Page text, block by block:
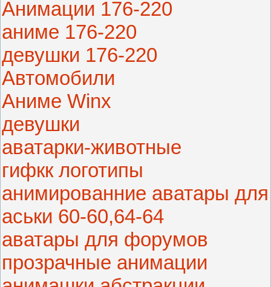
Анимации 176-220
аниме 176-220
девушки 176-220
Автомобили
Аниме Winx
девушки
аватарки-животные
гифкк логотипы
анимированние аватары для
аськи 60-60,64-64
аватары для форумов
прозрачные анимации